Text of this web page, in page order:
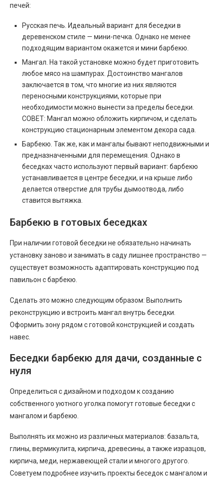
печей:
Русская печь. Идеальный вариант для беседки в
деревенском стиле — мини-печка. Однако не менее
подходящим вариантом окажется и мини барбекю.
Мангал. На такой установке можно будет приготовить
любое мясо на шампурах. Достоинство мангалов
заключается в том, что многие из них являются
переносными конструкциями, которые при
необходимости можно вынести за пределы беседки.
СОВЕТ: Мангал можно обложить кирпичом, и сделать
конструкцию стационарным элементом декора сада.
Барбекю. Так же, как и мангалы бывают неподвижными и
предназначенными для перемещения. Однако в
беседках часто используют первый вариант: барбекю
устанавливается в центре беседки, и на крыше либо
делается отверстие для трубы дымоотвода, либо
ставится вытяжка.
Барбекю в готовых беседках
При наличии готовой беседки не обязательно начинать
установку заново и занимать в саду лишнее пространство —
существует возможность адаптировать конструкцию под
павильон с барбекю.
Сделать это можно следующим образом: Выполнить
реконструкцию и встроить мангал внутрь беседки.
Оформить зону рядом с готовой конструкцией и создать
навес.
Беседки барбекю для дачи, созданные с
нуля
Определиться с дизайном и подходом к созданию
собственного уютного уголка помогут готовые беседки с
мангалом и барбекю.
Выполнять их можно из различных материалов: базальта,
глины, вермикулита, кирпича, древесины, а также изразцов,
кирпича, меди, нержавеющей стали и многого другого.
Советуем подробнее изучить проекты беседок с мангалом и